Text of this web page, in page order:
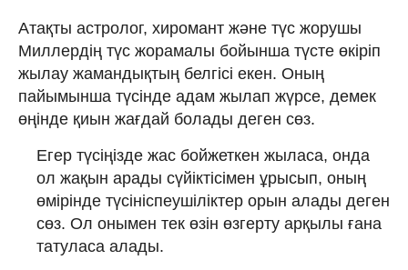
Атақты астролог, хиромант және түс жорушы
Миллердің түс жорамалы бойынша түсте өкіріп
жылау жамандықтың белгісі екен. Оның
пайымынша түсінде адам жылап жүрсе, демек
өңінде қиын жағдай болады деген сөз.
Егер түсіңізде жас бойжеткен жыласа, онда
ол жақын арады сүйіктісімен ұрысып, оның
өмірінде түсініспеушіліктер орын алады деген
сөз. Ол онымен тек өзін өзгерту арқылы ғана
татуласа алады.